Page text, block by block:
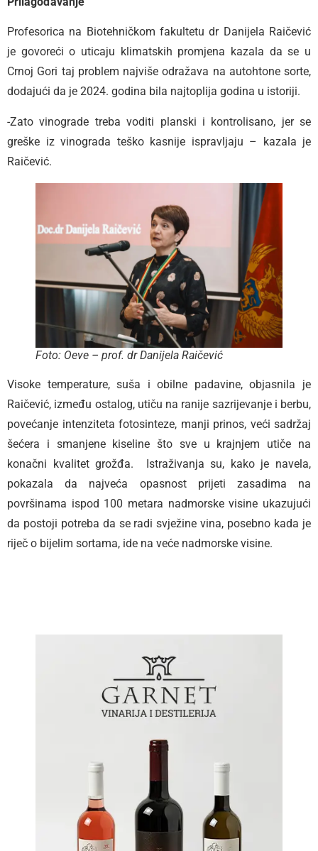
Profesorica na Biotehničkom fakultetu dr Danijela Raičević
je govoreći o uticaju klimatskih promjena kazala da se u
Crnoj Gori taj problem najviše odražava na autohtone sorte,
dodajući da je 2024. godina bila najtoplija godina u istoriji.
-Zato vinograde treba voditi planski i kontrolisano, jer se
greške iz vinograda teško kasnije ispravljaju – kazala je
Raičević.
Foto: Oeve – prof. dr Danijela Raičević
Visoke temperature, suša i obilne padavine, objasnila je
Raičević, između ostalog, utiču na ranije sazrijevanje i berbu,
povećanje intenziteta fotosinteze, manji prinos, veći sadržaj
šećera i smanjene kiseline što sve u krajnjem utiče na
konačni kvalitet grožđa. Istraživanja su, kako je navela,
pokazala da najveća opasnost prijeti zasadima na
površinama ispod 100 metara nadmorske visine ukazujući
da postoji potreba da se radi svježine vina, posebno kada je
riječ o bijelim sortama, ide na veće nadmorske visine.